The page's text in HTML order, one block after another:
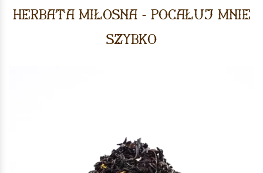
Herbata miłosna - Pocałuj mnie
szybko